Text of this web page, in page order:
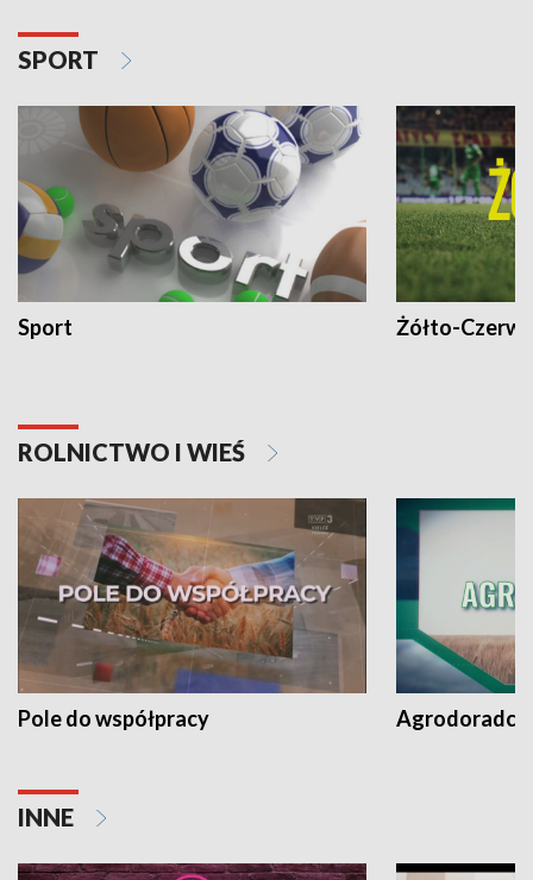
SPORT
Sport Żółto-
ROLNICTWO I WIEŚ
Pole do współpracy Agrodoradcy
INNE